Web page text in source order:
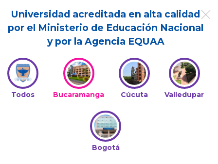
Universidad acreditada en alta calidad
por el Ministerio de Educación Nacional
y por la Agencia EQUAA
Todos Bucaramanga Cúcuta Valledupar
Bogotá